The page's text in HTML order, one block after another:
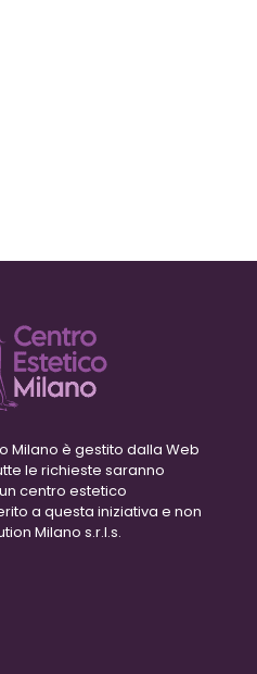
Milano è gestito dalla Web
le richieste saranno
centro estetico
a questa iniziativa e non
Milano s.r.l.s.